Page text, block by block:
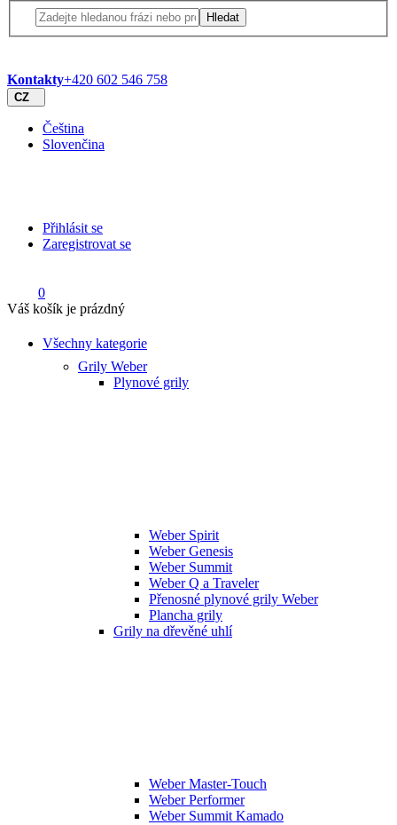
Hledat
Kontakty+420 602 546 758
CZ
Čeština
Slovenčina
Přihlásit se
Zaregistrovat se
0
Váš košík je prázdný
Všechny kategorie
Grily Weber
Plynové grily
Weber Spirit
Weber Genesis
Weber Summit
Weber Q a Traveler
Přenosné plynové grily Weber
Plancha grily
Grily na dřevěné uhlí
Weber Master-Touch
Weber Performer
Weber Summit Kamado